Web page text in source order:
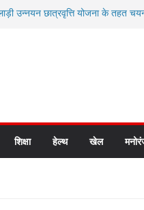
उन्नयन छात्रवृत्ति योजना के तहत
आपदा मित्र कैडेट्स का हुआ है चयन
की सबसे बड़ी ताकत : मुख्यमंत्री पुष्कर
बनाने के संकल्प को करना होगा
शिक्षा हेल्थ खेल